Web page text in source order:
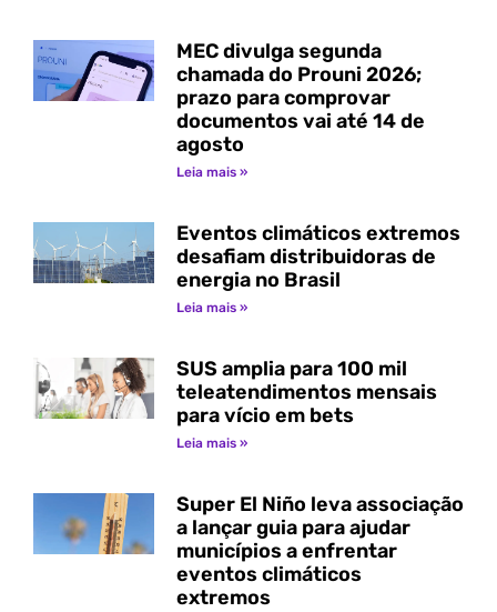
MEC divulga segunda
chamada do Prouni 2026;
prazo para comprovar
documentos vai até 14 de
agosto
Leia mais »
Eventos climáticos extremos
desafiam distribuidoras de
energia no Brasil
Leia mais »
SUS amplia para 100 mil
teleatendimentos mensais
para vício em bets
Leia mais »
Super El Niño leva associação
a lançar guia para ajudar
municípios a enfrentar
eventos climáticos
extremos